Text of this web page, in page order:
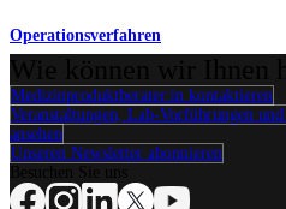
Operationsverfahren
Medizinproduktberater:in kontaktieren
Veranstaltungen, Lab-Vorführungen
ansehen
Unseren Newsletter abonnieren